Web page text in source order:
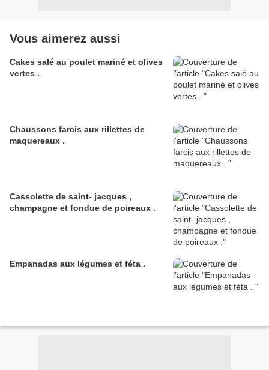
Vous aimerez aussi
Cakes salé au poulet mariné et olives
vertes .
Chaussons farcis aux rillettes de
maquereaux .
Cassolette de saint- jacques ,
champagne et fondue de poireaux .
Empanadas aux légumes et féta .